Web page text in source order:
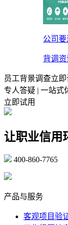
公司要
背调
员工背景调查立即
专人答疑 | 一站式
立即试用
让职业信用
400-860-7765
产品与服务
客观项目验